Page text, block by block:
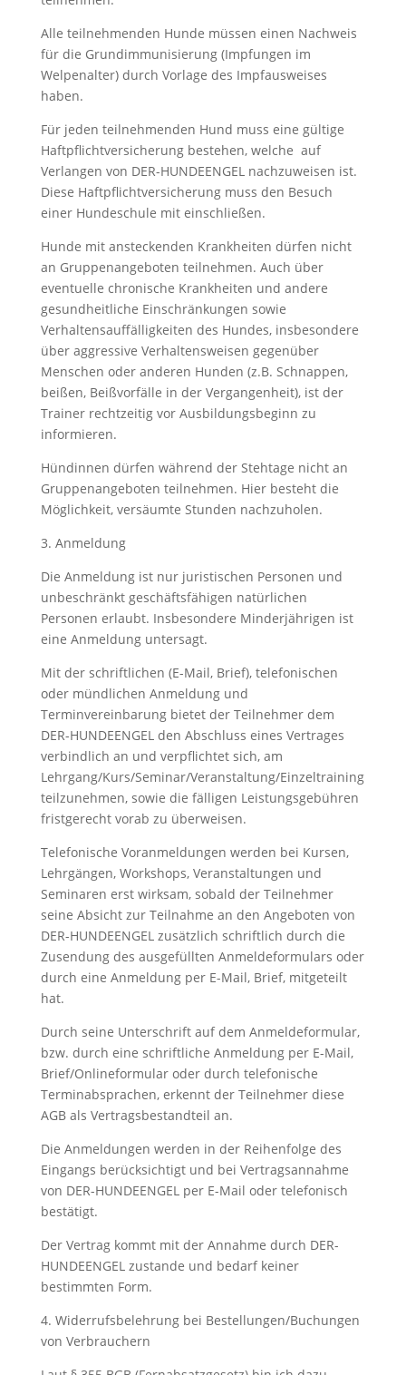
Alle teilnehmenden Hunde müssen einen Nachweis
für die Grundimmunisierung (Impfungen im
Welpenalter) durch Vorlage des Impfausweises
haben.
Für jeden teilnehmenden Hund muss eine gültige
Haftpflichtversicherung bestehen, welche auf
Verlangen von DER-HUNDEENGEL nachzuweisen ist.
Diese Haftpflichtversicherung muss den Besuch
einer Hundeschule mit einschließen.
Hunde mit ansteckenden Krankheiten dürfen nicht
an Gruppenangeboten teilnehmen. Auch über
eventuelle chronische Krankheiten und andere
gesundheitliche Einschränkungen sowie
Verhaltensauffälligkeiten des Hundes, insbesondere
über aggressive Verhaltensweisen gegenüber
Menschen oder anderen Hunden (z.B. Schnappen,
beißen, Beißvorfälle in der Vergangenheit), ist der
Trainer rechtzeitig vor Ausbildungsbeginn zu
informieren.
Hündinnen dürfen während der Stehtage nicht an
Gruppenangeboten teilnehmen. Hier besteht die
Möglichkeit, versäumte Stunden nachzuholen.
3. Anmeldung
Die Anmeldung ist nur juristischen Personen und
unbeschränkt geschäftsfähigen natürlichen
Personen erlaubt. Insbesondere Minderjährigen ist
eine Anmeldung untersagt.
Mit der schriftlichen (E-Mail, Brief), telefonischen
oder mündlichen Anmeldung und
Terminvereinbarung bietet der Teilnehmer dem
DER-HUNDEENGEL den Abschluss eines Vertrages
verbindlich an und verpflichtet sich, am
Lehrgang/Kurs/Seminar/Veranstaltung/Einzeltraining
teilzunehmen, sowie die fälligen Leistungsgebühren
fristgerecht vorab zu überweisen.
Telefonische Voranmeldungen werden bei Kursen,
Lehrgängen, Workshops, Veranstaltungen und
Seminaren erst wirksam, sobald der Teilnehmer
seine Absicht zur Teilnahme an den Angeboten von
DER-HUNDEENGEL zusätzlich schriftlich durch die
Zusendung des ausgefüllten Anmeldeformulars oder
durch eine Anmeldung per E-Mail, Brief, mitgeteilt
hat.
Durch seine Unterschrift auf dem Anmeldeformular,
bzw. durch eine schriftliche Anmeldung per E-Mail,
Brief/Onlineformular oder durch telefonische
Terminabsprachen, erkennt der Teilnehmer diese
AGB als Vertragsbestandteil an.
Die Anmeldungen werden in der Reihenfolge des
Eingangs berücksichtigt und bei Vertragsannahme
von DER-HUNDEENGEL per E-Mail oder telefonisch
bestätigt.
Der Vertrag kommt mit der Annahme durch DER-
HUNDEENGEL zustande und bedarf keiner
bestimmten Form.
4. Widerrufsbelehrung bei Bestellungen/Buchungen
von Verbrauchern